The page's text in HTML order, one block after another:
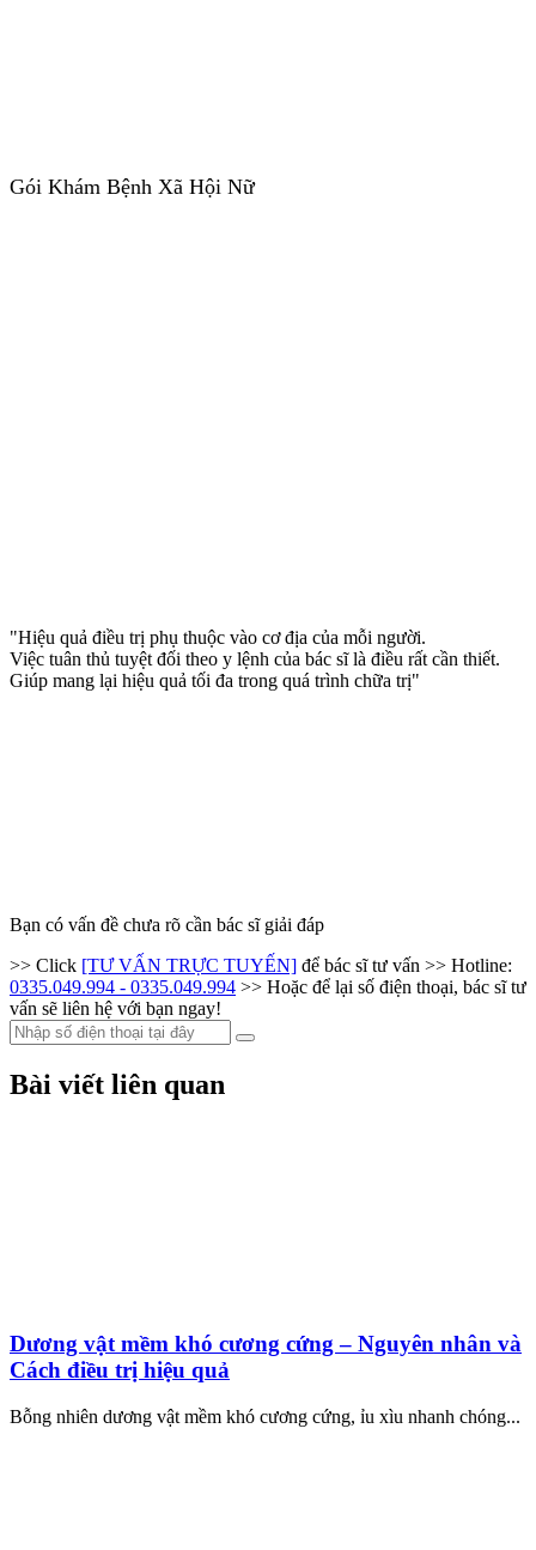
Gói Khám Bệnh Xã Hội Nữ
"Hiệu quả điều trị phụ thuộc vào cơ địa của mỗi người.
Việc tuân thủ tuyệt đối theo y lệnh của bác sĩ là điều rất cần thiết.
Giúp mang lại hiệu quả tối đa trong quá trình chữa trị"
Bạn có vấn đề chưa rõ cần bác sĩ giải đáp
>> Click [TƯ VẤN TRỰC TUYẾN] để bác sĩ tư vấn >> Hotline:
0335.049.994 - 0335.049.994 >> Hoặc để lại số điện thoại, bác sĩ tư
vấn sẽ liên hệ với bạn ngay!
Bài viết liên quan
Dương vật mềm khó cương cứng – Nguyên nhân và
Cách điều trị hiệu quả
Bỗng nhiên dương vật mềm khó cương cứng, ỉu xìu nhanh chóng...